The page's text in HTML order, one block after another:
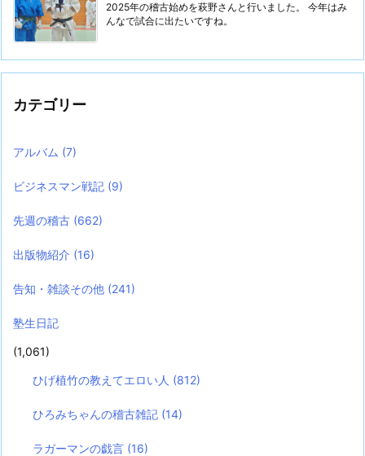
2025年の稽古始めを萩野さんと行いました。 今年はみ
んなで試合に出たいですね。
カテゴリー
アルバム (7)
ビジネスマン戦記 (9)
先週の稽古 (662)
出版物紹介 (16)
告知・雑談その他 (241)
塾生日記
(1,061)
ひげ植竹の教えてエロい人 (812)
ひろみちゃんの稽古雑記 (14)
ラガーマンの戯言 (16)